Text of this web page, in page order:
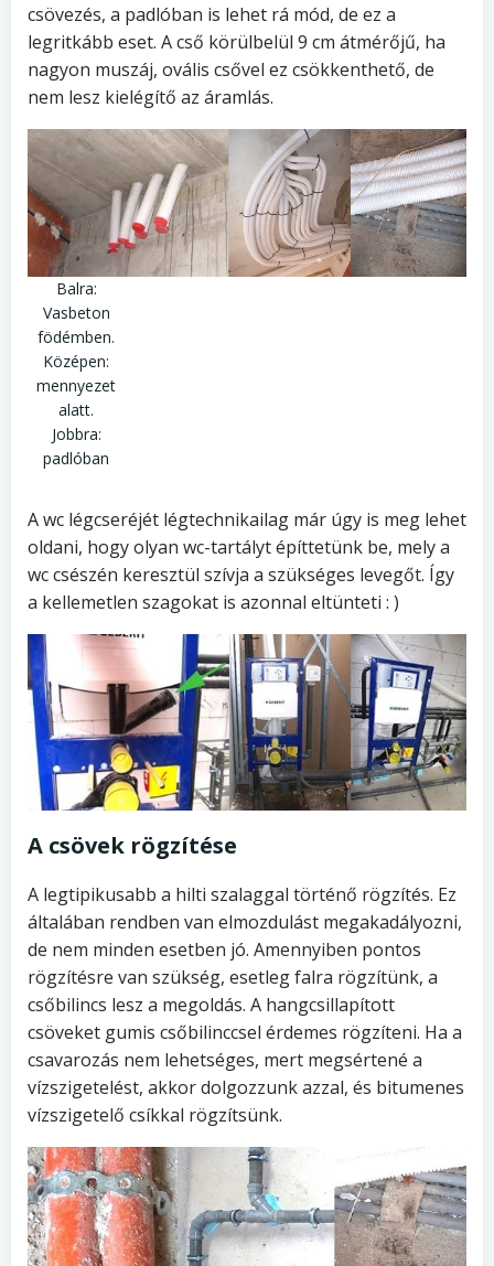
csövezés, a padlóban is lehet rá mód, de ez a
legritkább eset. A cső körülbelül 9 cm átmérőjű, ha
nagyon muszáj, ovális csővel ez csökkenthető, de
nem lesz kielégítő az áramlás.
Balra:
Vasbeton
födémben.
Középen:
mennyezet
alatt.
Jobbra:
padlóban
A wc légcseréjét légtechnikailag már úgy is meg lehet
oldani, hogy olyan wc-tartályt építtetünk be, mely a
wc csészén keresztül szívja a szükséges levegőt. Így
a kellemetlen szagokat is azonnal eltünteti : )
A csövek rögzítése
A legtipikusabb a hilti szalaggal történő rögzítés. Ez
általában rendben van elmozdulást megakadályozni,
de nem minden esetben jó. Amennyiben pontos
rögzítésre van szükség, esetleg falra rögzítünk, a
csőbilincs lesz a megoldás. A hangcsillapított
csöveket gumis csőbilinccsel érdemes rögzíteni. Ha a
csavarozás nem lehetséges, mert megsértené a
vízszigetelést, akkor dolgozzunk azzal, és bitumenes
vízszigetelő csíkkal rögzítsünk.